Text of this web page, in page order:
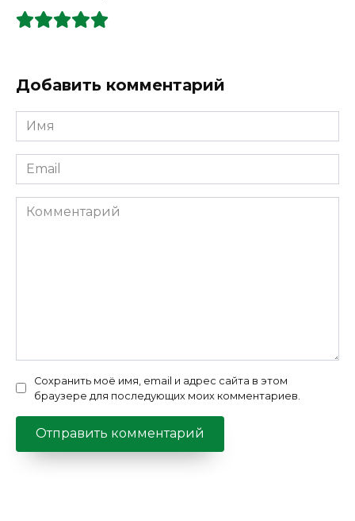
Добавить комментарий
Имя
*
Email
*
Комментарий
Сохранить моё имя, email и адрес сайта в этом
браузере для последующих моих комментариев.